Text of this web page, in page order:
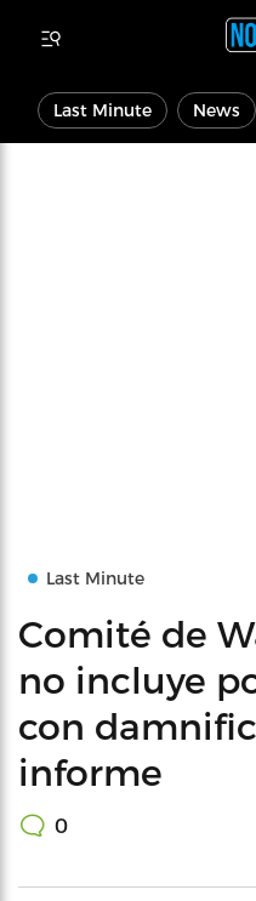
Last Minute News
Last Minute
Comité de
no incluye
con
informe
0